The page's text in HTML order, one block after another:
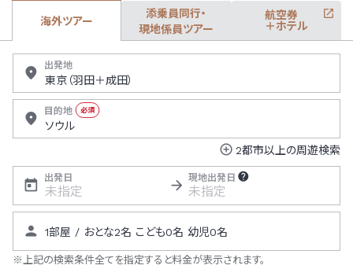
海外ツアー
添乗員同行・
現地係員ツアー
航空券
＋ホテル
出発地
目的地 必須
2都市以上の周遊検索
出発日 現地出発日
※上記の検索条件全てを指定すると料金が表示されます。